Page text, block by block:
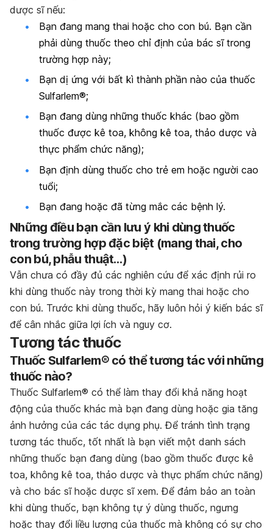
dược sĩ nếu:
Bạn đang mang thai hoặc cho con bú. Bạn cần
phải dùng thuốc theo chỉ định của bác sĩ trong
trường hợp này;
Bạn dị ứng với bất kì thành phần nào của thuốc
Sulfarlem®;
Bạn đang dùng những thuốc khác (bao gồm
thuốc được kê toa, không kê toa, thảo dược và
thực phẩm chức năng);
Bạn định dùng thuốc cho trẻ em hoặc người cao
tuổi;
Bạn đang hoặc đã từng mắc các bệnh lý.
Những điều bạn cần lưu ý khi dùng thuốc
trong trường hợp đặc biệt (mang thai, cho
con bú, phẫu thuật…)
Vẫn chưa có đầy đủ các nghiên cứu để xác định rủi ro
khi dùng thuốc này trong thời kỳ mang thai hoặc cho
con bú. Trước khi dùng thuốc, hãy luôn hỏi ý kiến bác sĩ
để cân nhắc giữa lợi ích và nguy cơ.
Tương tác thuốc
Thuốc Sulfarlem® có thể tương tác với những
thuốc nào?
Thuốc Sulfarlem® có thể làm thay đổi khả năng hoạt
động của thuốc khác mà bạn đang dùng hoặc gia tăng
ảnh hưởng của các tác dụng phụ. Để tránh tình trạng
tương tác thuốc, tốt nhất là bạn viết một danh sách
những thuốc bạn đang dùng (bao gồm thuốc được kê
toa, không kê toa, thảo dược và thực phẩm chức năng)
và cho bác sĩ hoặc dược sĩ xem. Để đảm bảo an toàn
khi dùng thuốc, bạn không tự ý dùng thuốc, ngưng
hoặc thay đổi liều lượng của thuốc mà không có sự cho